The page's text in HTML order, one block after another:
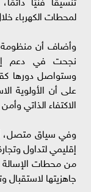
لمحطات الكهرباء
وأضاف أن منظومة
نجحت في دعم
وستواصل دورها
على أن الأولوية
الاكتفاء الذاتي
وفي سياق متصل،
إقليمي لتداول
من محطات
جاهزيتها لاستقبال